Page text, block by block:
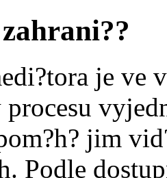
je ve
procesu
jim
Podle